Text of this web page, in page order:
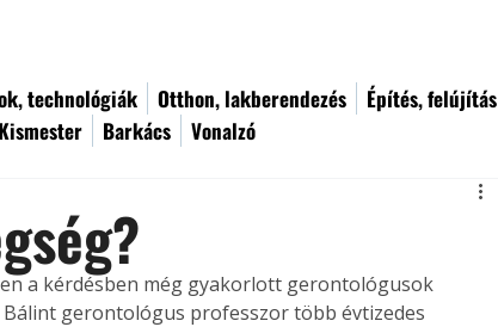
technológiák Otthon, lakberendezés Építés, felújítás
Kismester Barkács Vonalzó
a kérdésben még gyakorlott gerontológusok
Bálint gerontológus professzor több évtizedes